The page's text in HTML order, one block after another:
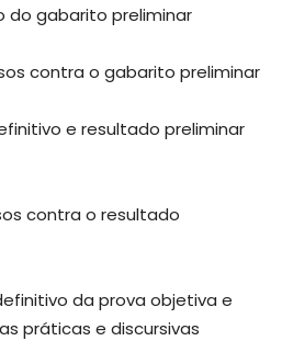
do gabarito preliminar
contra o gabarito preliminar
e resultado preliminar
contra o resultado
da prova objetiva e
práticas e discursivas